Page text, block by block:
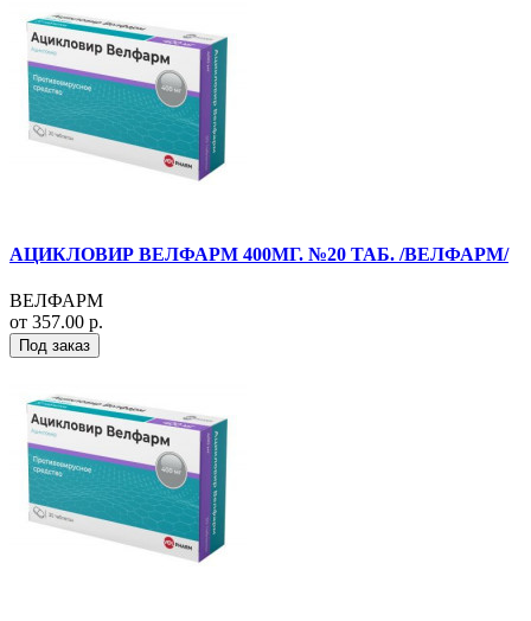
АЦИКЛОВИР ВЕЛФАРМ 400МГ. №20 ТАБ. /ВЕЛФАРМ/
ВЕЛФАРМ
от 357.00 р.
Под заказ